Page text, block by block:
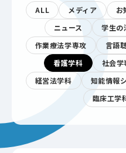
ALL メディア お
ニュース
学生の
作業療法学専攻
言語
看護学科
社会学
経営法学科
知能情報
臨床工学